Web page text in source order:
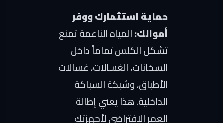
حماية استثمارك ووفر
أموالك:المياه الناعمة تمنع
تشكل الكلس تماماً داخل
السخانات، الغسالات، غسالات
الأطباق، وشبكة السباكة
الداخلية. هذا يعني إطالة
العمر الافتراضي لأجهزتك